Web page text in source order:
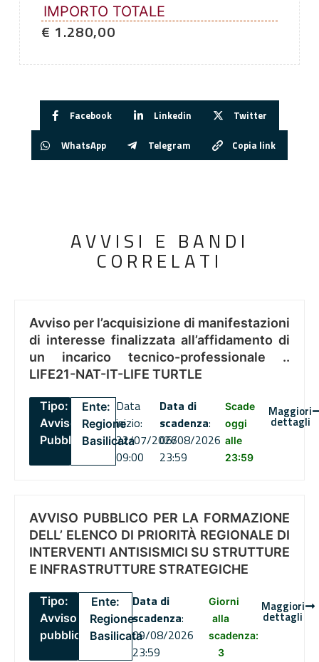
IMPORTO TOTALE
€ 1.280,00
Facebook Linkedin Twitter
WhatsApp Telegram Copia link
AVVISI E BANDI
CORRELATI
Avviso per l’acquisizione di manifestazioni
di interesse finalizzata all’affidamento di
un incarico tecnico-professionale ..
LIFE21-NAT-IT-LIFE TURTLE
Tipo:
Avviso
Pubblico
Ente:
Regione
Basilicata
Data
inizio:
22/07/2026
09:00
Data di
scadenza:
06/08/2026
23:59
Scade
oggi
alle
23:59
Maggiori
dettagli
AVVISO PUBBLICO PER LA FORMAZIONE
DELL’ ELENCO DI PRIORITÀ REGIONALE DI
INTERVENTI ANTISISMICI SU STRUTTURE
E INFRASTRUTTURE STRATEGICHE
Tipo:
Avviso
pubblico
Ente:
Regione
Basilicata
Data di
scadenza:
09/08/2026
23:59
Giorni
alla
scadenza:
3
Maggiori
dettagli